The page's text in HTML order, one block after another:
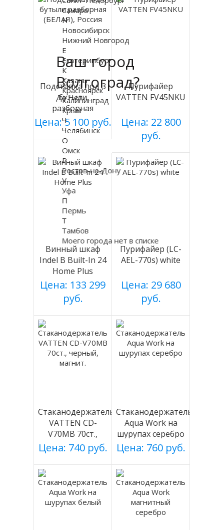
Подставка под 3
бутыли
разборная
(БЕЛАЯ), Россия
Цена: 5 100 руб.
Пурифайер
VATTEN FV45NKU
Цена: 22 800
руб.
Винный шкаф
Indel B Built-In 24
Home Plus
Цена: 133 299
руб.
Пурифайер (LC-
AEL-770s) white
Цена: 29 680
руб.
Стаканодержатель
VATTEN CD-
V70MB 70ст.,
черный, магнит.
Цена: 740 руб.
Стаканодержатель
Aqua Work на
шурупах серебро
Цена: 760 руб.
Ваш город
Волгоград?
Да Нет
Самара
Н
Новосибирск
Нижний Новгород
Е
Екатеринбург
К
Казань
Красноярск
Калининград
Крым
Ч
Челябинск
О
Омск
Р
Ростов-на-Дону
У
Уфа
П
Пермь
Т
Тамбов
Моего города нет в списке